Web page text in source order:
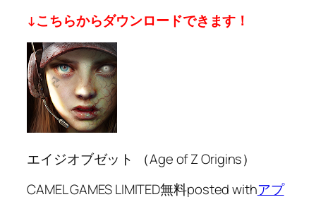
↓こちらからダウンロードできます！
エイジオブゼット （Age of Z Origins）
CAMEL GAMES LIMITED無料posted withアプ